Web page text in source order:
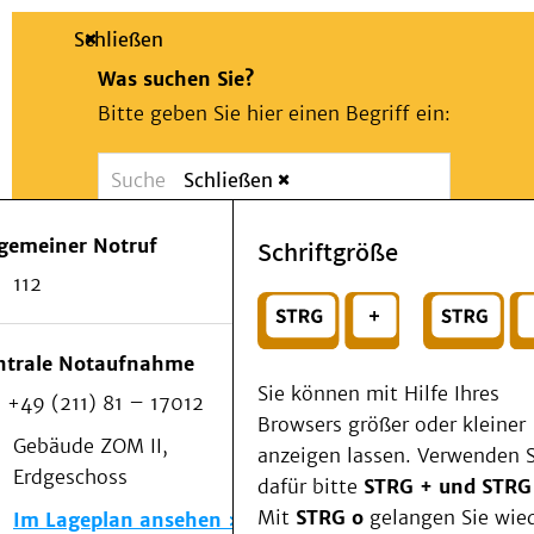
Suche
Schließen
Was suchen Sie?
Bitte geben Sie hier einen Begriff ein:
Suchen
Wählen Sie ein Thema für Ihren
Notfall
Schließen
Notruf
112
Notaufnahme
+49 (211) 81 – 17012
Gebäude ZOM II,
Erdgeschoss
Im Lageplan ansehen
Schriftgröße
Sie können mit Hilfe Ihres
Browsers größer oder kleiner
anzeigen lassen. Verwenden
dafür bitte STRG + und
Mit STRG o gelangen Sie
Patienten & Besucher
Als Patient am UKD
Beratung und Unterstützung
Veranstaltungen
Kommunikation im Medizinwesen (KIM)
Notfall
Forschung & Lehre
Medizinische Fakultät